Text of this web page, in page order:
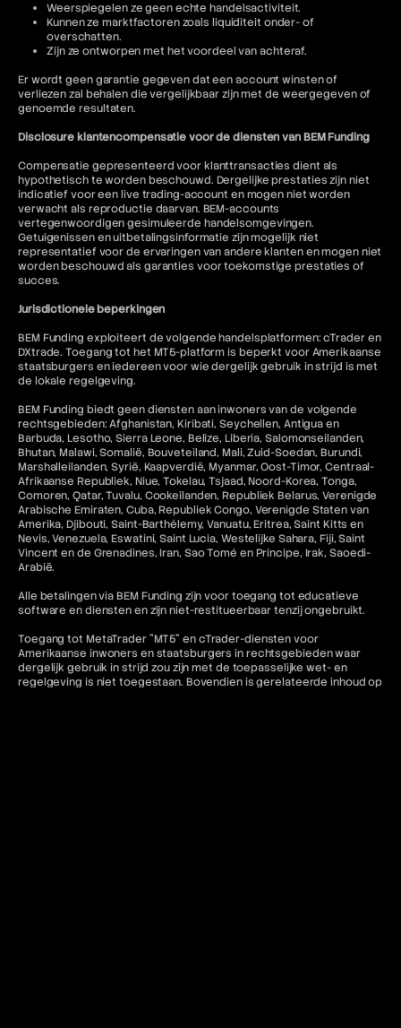
Weerspiegelen ze geen echte handelsactiviteit.
Kunnen ze marktfactoren zoals liquiditeit onder- of
overschatten.
Zijn ze ontworpen met het voordeel van achteraf.
Er wordt geen garantie gegeven dat een account winsten of
verliezen zal behalen die vergelijkbaar zijn met de weergegeven of
genoemde resultaten.
Disclosure klantencompensatie voor de diensten van BEM Funding
Compensatie gepresenteerd voor klanttransacties dient als
hypothetisch te worden beschouwd. Dergelijke prestaties zijn niet
indicatief voor een live trading-account en mogen niet worden
verwacht als reproductie daarvan. BEM-accounts
vertegenwoordigen gesimuleerde handelsomgevingen.
Getuigenissen en uitbetalingsinformatie zijn mogelijk niet
representatief voor de ervaringen van andere klanten en mogen niet
worden beschouwd als garanties voor toekomstige prestaties of
succes.
Jurisdictionele beperkingen
BEM Funding exploiteert de volgende handelsplatformen: cTrader en
DXtrade. Toegang tot het MT5-platform is beperkt voor Amerikaanse
staatsburgers en iedereen voor wie dergelijk gebruik in strijd is met
de lokale regelgeving.
BEM Funding biedt geen diensten aan inwoners van de volgende
rechtsgebieden: Afghanistan, Kiribati, Seychellen, Antigua en
Barbuda, Lesotho, Sierra Leone, Belize, Liberia, Salomonseilanden,
Bhutan, Malawi, Somalië, Bouveteiland, Mali, Zuid-Soedan, Burundi,
Marshalleilanden, Syrië, Kaapverdië, Myanmar, Oost-Timor, Centraal-
Afrikaanse Republiek, Niue, Tokelau, Tsjaad, Noord-Korea, Tonga,
Comoren, Qatar, Tuvalu, Cookeilanden, Republiek Belarus, Verenigde
Arabische Emiraten, Cuba, Republiek Congo, Verenigde Staten van
Amerika, Djibouti, Saint-Barthélemy, Vanuatu, Eritrea, Saint Kitts en
Nevis, Venezuela, Eswatini, Saint Lucia, Westelijke Sahara, Fiji, Saint
Vincent en de Grenadines, Iran, Sao Tomé en Príncipe, Irak, Saoedi-
Arabië.
Alle betalingen via BEM Funding zijn voor toegang tot educatieve
software en diensten en zijn niet-restitueerbaar tenzij ongebruikt.
Toegang tot MetaTrader "MT5" en cTrader-diensten voor
Amerikaanse inwoners en staatsburgers in rechtsgebieden waar
dergelijk gebruik in strijd zou zijn met de toepasselijke wet- en
regelgeving is niet toegestaan. Bovendien is gerelateerde inhoud op